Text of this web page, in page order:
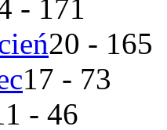
- 171
20 - 165
17 - 73
- 46